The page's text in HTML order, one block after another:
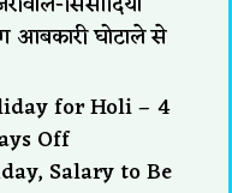
घोटाले से
for Holi – 4
Off
Salary to Be